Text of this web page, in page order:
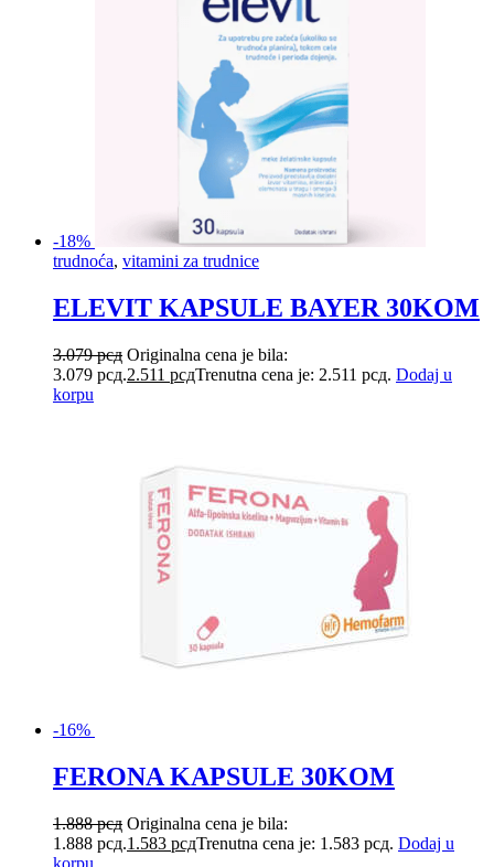
-18%
trudnoća, vitamini za trudnice
ELEVIT KAPSULE BAYER 30KOM
3.079рсд Originalna cena je bila:
3.079 рсд.2.511 рсдTrenutna cena je: 2.511 рсд. Dodaj u
korpu
-16%
FERONA KAPSULE 30KOM
1.888рсд Originalna cena je bila:
1.888 рсд.1.583 рсдTrenutna cena je: 1.583 рсд. Dodaj u
korpu